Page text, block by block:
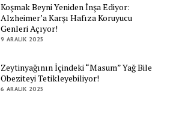
Koşmak Beyni Yeniden İnşa Ediyor:
Alzheimer’a Karşı Hafıza Koruyucu
Genleri Açıyor!
9 ARALIK 2025
Zeytinyağının İçindeki “Masum” Yağ Bile
Obeziteyi Tetikleyebiliyor!
6 ARALIK 2025